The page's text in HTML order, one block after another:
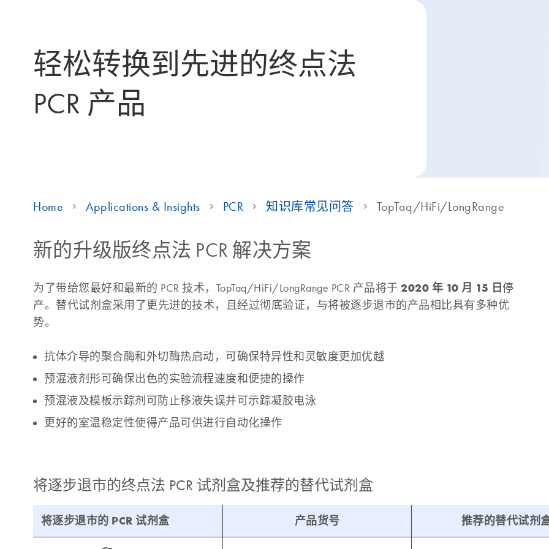
轻松转换到先进的终点法
PCR 产品
Home Applications & Insights PCR 知识库常见问答 TopTaq/HiFi/LongRange
新的升级版终点法 PCR 解决方案
为了带给您最好和最新的 PCR 技术，TopTaq/HiFi/LongRange PCR 产品将于 2020 年 10 月 15 日停
产。替代试剂盒采用了更先进的技术，且经过彻底验证，与将被逐步退市的产品相比具有多种优
势。
抗体介导的聚合酶和外切酶热启动，可确保特异性和灵敏度更加优越
预混液剂形可确保出色的实验流程速度和便捷的操作
预混液及模板示踪剂可防止移液失误并可示踪凝胶电泳
更好的室温稳定性使得产品可供进行自动化操作
将逐步退市的终点法 PCR 试剂盒及推荐的替代试剂盒
将逐步退市的 PCR 试剂盒 产品货号 推荐的替代试剂